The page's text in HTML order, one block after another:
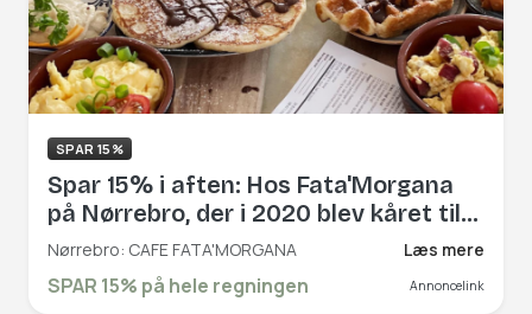
SPAR 15%
Spar 15% i aften: Hos Fata'Morgana
på Nørrebro, der i 2020 blev kåret til
at være den bedste café på R2N, kan
du nyde en lækker brunch, frokost
eller middag. Book hér og få rabat på
Nørrebro: CAFE FATA'MORGANA Læs mere
SPAR 15% på hele regningen Annoncelink